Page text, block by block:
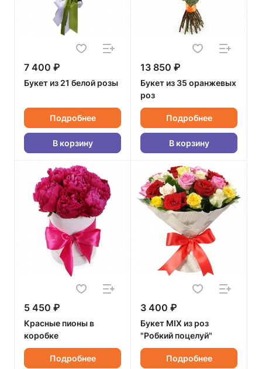
7 400 ₽
Букет из 21 белой розы
Подробнее
В корзину
13 850 ₽
Букет из 35 оранжевых
роз
Подробнее
В корзину
5 450 ₽
Красные пионы в
коробке
Подробнее
3 400 ₽
Букет MIX из роз
"Робкий поцелуй"
Подробнее